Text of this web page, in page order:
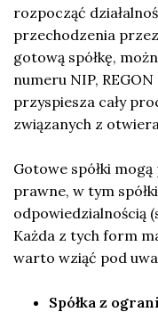
rozpocząć
przechodzenia
gotową spółkę,
numeru NIP,
przyspiesza cały
związanych z
Gotowe spółki
prawne, w tym
odpowiedzialnością
Każda z tych form
warto wziąć pod
Spółka z